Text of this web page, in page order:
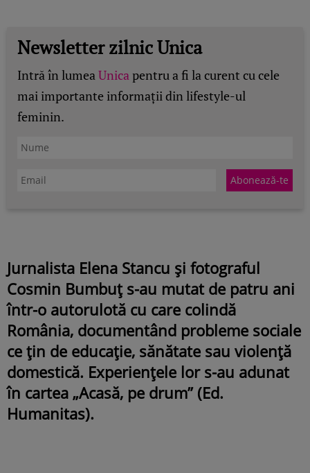
Newsletter zilnic Unica
Intră în lumeaUnicapentru a fi la curent cu cele
mai importante informații din lifestyle-ul
feminin.
Jurnalista Elena Stancu și fotograful
Cosmin Bumbuț s-au mutat de patru ani
într-o autorulotă cu care colindă
România, documentând probleme sociale
ce țin de educație, sănătate sau violență
domestică. Experiențele lor s-au adunat
în cartea „Acasă, pe drum” (Ed.
Humanitas).